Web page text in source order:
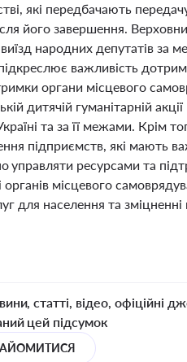
які передбачають
його завершення.
народних депутатів за
важливість
органи місцевого
дитячій гуманітарній
та за її межами. Крім
підприємств, які мають
ресурсами та
місцевого
для населення та
статті, відео, офіційні
цей підсумок